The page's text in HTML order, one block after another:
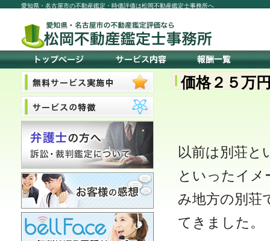
愛知県・名古屋市の不動産鑑定・時価評価は松岡不動産鑑定士事務所へ
価格２５万
以前は別荘と
といったイ
み地方の別荘
てきました。